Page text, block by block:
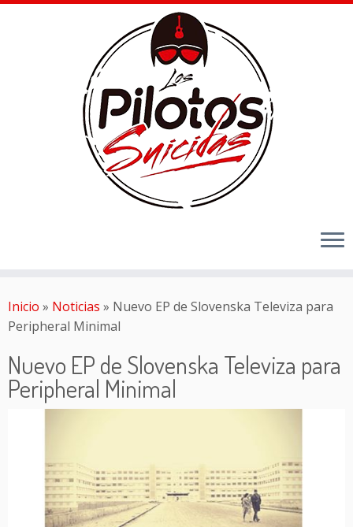
Inicio » Noticias » Nuevo EP de Slovenska Televiza para
Peripheral Minimal
Nuevo EP de Slovenska Televiza para
Peripheral Minimal